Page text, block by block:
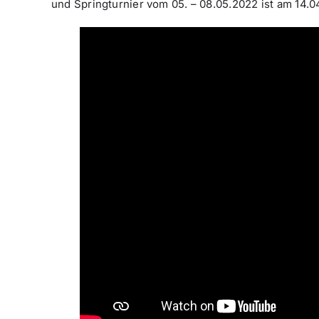
und Springturnier vom 05. – 08.05.2022 ist am